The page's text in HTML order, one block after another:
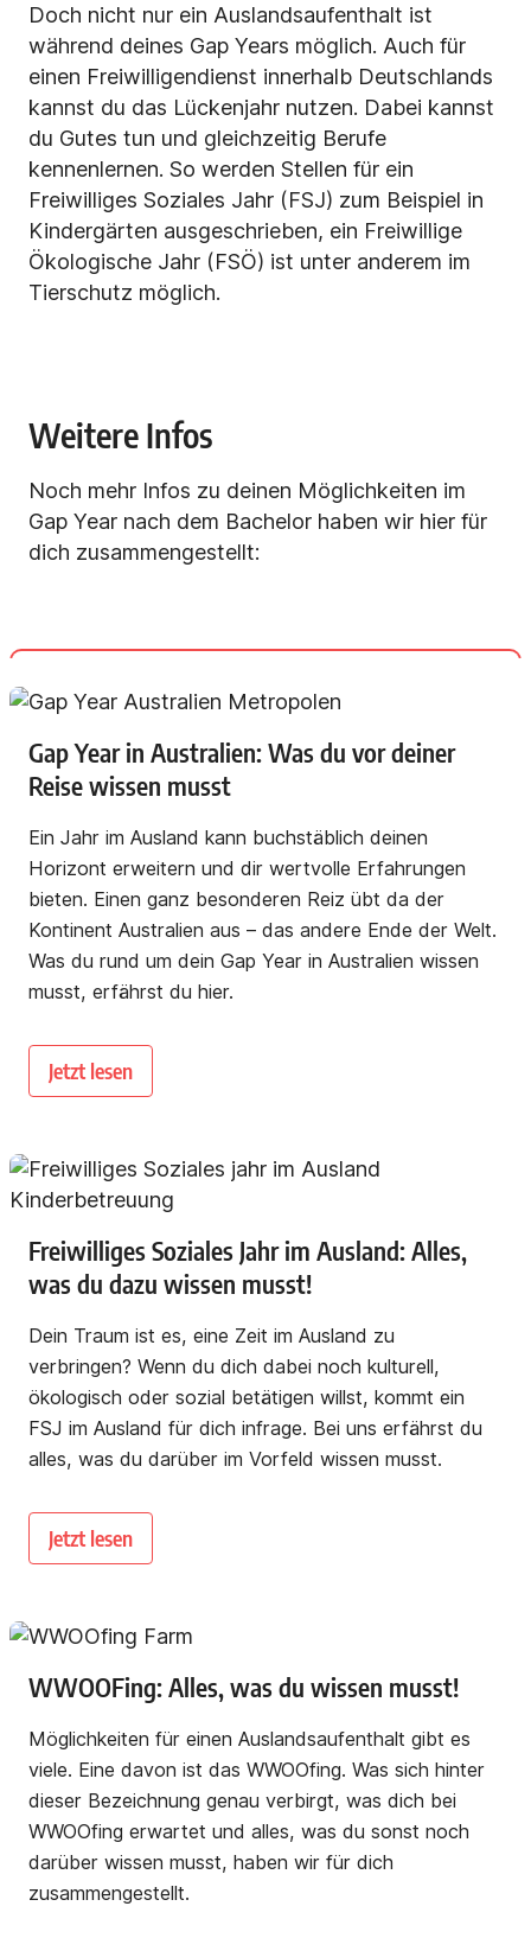
Doch nicht nur ein Auslandsaufenthalt ist
während deines Gap Years möglich. Auch für
einen Freiwilligendienst innerhalb Deutschlands
kannst du das Lückenjahr nutzen. Dabei kannst
du Gutes tun und gleichzeitig Berufe
kennenlernen. So werden Stellen für ein
Freiwilliges Soziales Jahr (FSJ) zum Beispiel in
Kindergärten ausgeschrieben, ein Freiwillige
Ökologische Jahr (FSÖ) ist unter anderem im
Tierschutz möglich.
Weitere Infos
Noch mehr Infos zu deinen Möglichkeiten im
Gap Year nach dem Bachelor haben wir hier für
dich zusammengestellt:
Gap Year in Australien: Was du vor deiner
Reise wissen musst
Ein Jahr im Ausland kann buchstäblich deinen
Horizont erweitern und dir wertvolle Erfahrungen
bieten. Einen ganz besonderen Reiz übt da der
Kontinent Australien aus – das andere Ende der Welt.
Was du rund um dein Gap Year in Australien wissen
musst, erfährst du hier.
Jetzt lesen
Freiwilliges Soziales Jahr im Ausland: Alles,
was du dazu wissen musst!
Dein Traum ist es, eine Zeit im Ausland zu
verbringen? Wenn du dich dabei noch kulturell,
ökologisch oder sozial betätigen willst, kommt ein
FSJ im Ausland für dich infrage. Bei uns erfährst du
alles, was du darüber im Vorfeld wissen musst.
Jetzt lesen
WWOOFing: Alles, was du wissen musst!
Möglichkeiten für einen Auslandsaufenthalt gibt es
viele. Eine davon ist das WWOOfing. Was sich hinter
dieser Bezeichnung genau verbirgt, was dich bei
WWOOfing erwartet und alles, was du sonst noch
darüber wissen musst, haben wir für dich
zusammengestellt.